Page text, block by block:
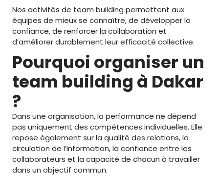
Nos activités de team building permettent aux
équipes de mieux se connaître, de développer la
confiance, de renforcer la collaboration et
d’améliorer durablement leur efficacité collective.
Pourquoi organiser un
team building à Dakar
?
Dans une organisation, la performance ne dépend
pas uniquement des compétences individuelles. Elle
repose également sur la qualité des relations, la
circulation de l’information, la confiance entre les
collaborateurs et la capacité de chacun à travailler
dans un objectif commun.